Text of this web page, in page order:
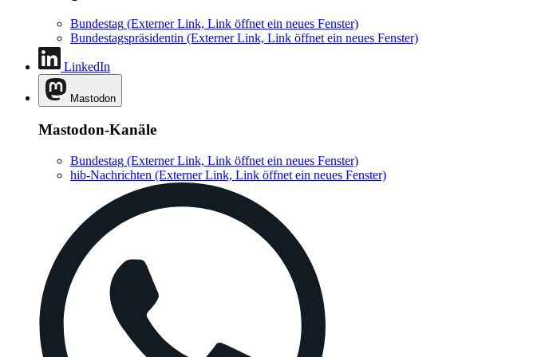
Bundestag (Externer Link, Link öffnet ein neues Fenster)
Bundestagspräsidentin (Externer Link, Link öffnet ein neues Fenster)
LinkedIn
Mastodon
Mastodon-Kanäle
Bundestag (Externer Link, Link öffnet ein neues Fenster)
hib-Nachrichten (Externer Link, Link öffnet ein neues Fenster)